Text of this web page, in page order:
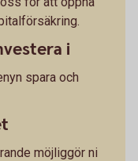
i
spara och
möjliggör ni